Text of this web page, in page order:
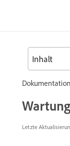
Dokumentation
Letzte
Inhalt